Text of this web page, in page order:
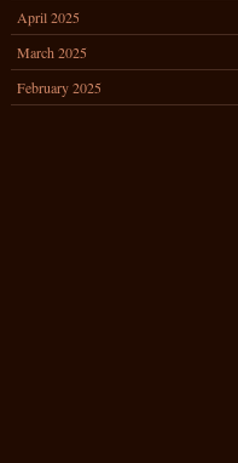
April 2025
March 2025
February 2025